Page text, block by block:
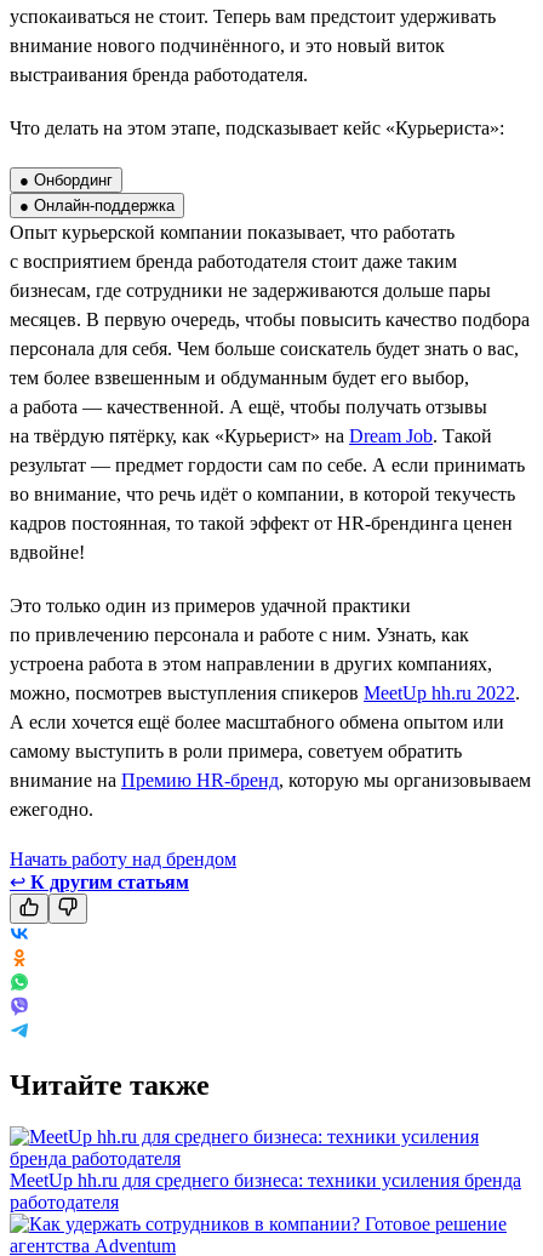
успокаиваться не стоит. Теперь вам предстоит удерживать
внимание нового подчинённого, и это новый виток
выстраивания бренда работодателя.
Что делать на этом этапе, подсказывает кейс «Курьериста»:
● Онбординг
● Онлайн-поддержка
Опыт курьерской компании показывает, что работать
с восприятием бренда работодателя стоит даже таким
бизнесам, где сотрудники не задерживаются дольше пары
месяцев. В первую очередь, чтобы повысить качество подбора
персонала для себя. Чем больше соискатель будет знать о вас,
тем более взвешенным и обдуманным будет его выбор,
а работа — качественной. А ещё, чтобы получать отзывы
на твёрдую пятёрку, как «Курьерист» на Dream Job. Такой
результат — предмет гордости сам по себе. А если принимать
во внимание, что речь идёт о компании, в которой текучесть
кадров постоянная, то такой эффект от HR-брендинга ценен
вдвойне!
Это только один из примеров удачной практики
по привлечению персонала и работе с ним. Узнать, как
устроена работа в этом направлении в других компаниях,
можно, посмотрев выступления спикеров MeetUp hh.ru 2022.
А если хочется ещё более масштабного обмена опытом или
самому выступить в роли примера, советуем обратить
внимание на Премию HR-бренд, которую мы организовываем
ежегодно.
Начать работу над брендом
↩ К другим статьям
Читайте также
MeetUp hh.ru для среднего бизнеса: техники усиления бренда
работодателя